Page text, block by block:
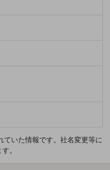
いた情報です。社名変更等に
。